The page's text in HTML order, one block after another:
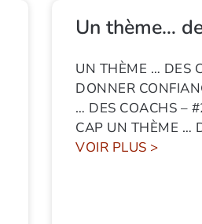
Un thème…
UN THÈME … DES
DONNER
… DES COACHS –
CAP UN THÈME …
VOIR PLUS >